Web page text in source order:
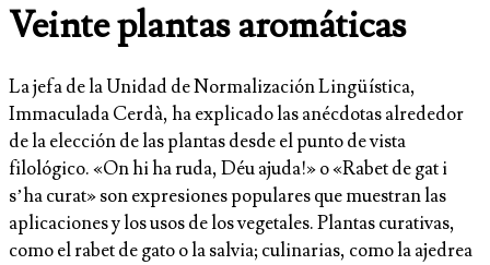
Veinte plantas aromáticas
La jefa de la Unidad de Normalización Lingüística,
Immaculada Cerdà, ha explicado las anécdotas alrededor
de la elección de las plantas desde el punto de vista
filológico. «On hi ha ruda, Déu ajuda!» o «Rabet de gat i
s’ha curat» son expresiones populares que muestran las
aplicaciones y los usos de los vegetales. Plantas curativas,
como el rabet de gato o la salvia; culinarias, como la ajedrea